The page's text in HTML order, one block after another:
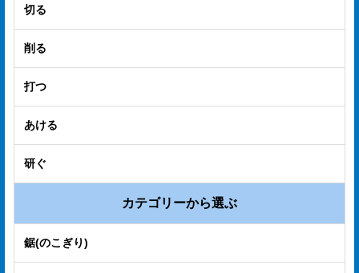
切る
削る
打つ
あける
研ぐ
カテゴリーから選ぶ
鋸(のこぎり)